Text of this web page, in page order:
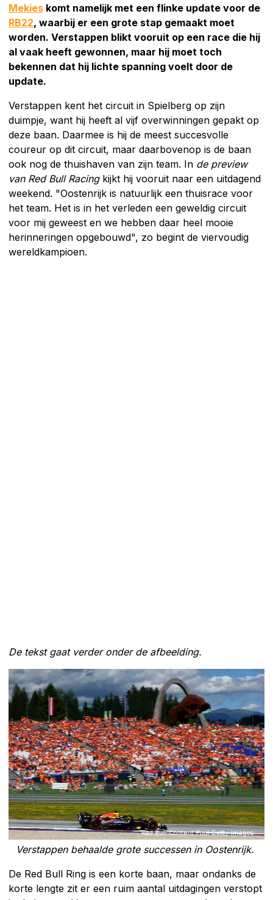
Mekies komt namelijk met een flinke update voor de
RB22, waarbij er een grote stap gemaakt moet
worden. Verstappen blikt vooruit op een race die hij
al vaak heeft gewonnen, maar hij moet toch
bekennen dat hij lichte spanning voelt door de
update.
Verstappen kent het circuit in Spielberg op zijn
duimpje, want hij heeft al vijf overwinningen gepakt op
deze baan. Daarmee is hij de meest succesvolle
coureur op dit circuit, maar daarbovenop is de baan
ook nog de thuishaven van zijn team. In de preview
van Red Bull Racingkijkt hij vooruit naar een uitdagend
weekend. "Oostenrijk is natuurlijk een thuisrace voor
het team. Het is in het verleden een geweldig circuit
voor mij geweest en we hebben daar heel mooie
herinneringen opgebouwd", zo begint de viervoudig
wereldkampioen.
De tekst gaat verder onder de afbeelding.
Verstappen behaalde grote successen in Oostenrijk.
De Red Bull Ring is een korte baan, maar ondanks de
korte lengte zit er een ruim aantal uitdagingen verstopt